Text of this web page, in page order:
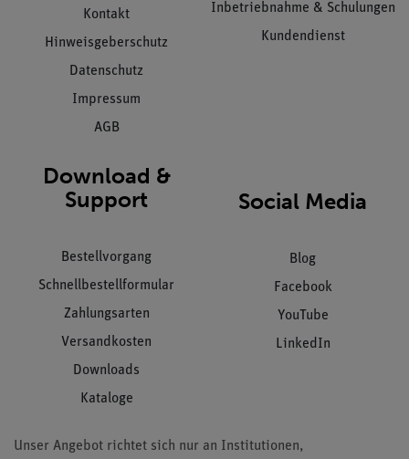
Kontakt
Hinweisgeberschutz
Datenschutz
Impressum
AGB
Inbetriebnahme & Schulungen
Kundendienst
Download &
Support
Bestellvorgang
Schnellbestellformular
Zahlungsarten
Versandkosten
Downloads
Kataloge
Social Media
Blog
Facebook
YouTube
LinkedIn
Unser Angebot richtet sich nur an Institutionen,